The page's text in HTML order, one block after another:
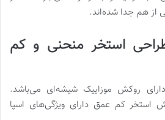
از هم جدا شده‌اند.
استخر منحنی و کم
روکش موزاییک شیشه‌ای می‌باشد.
کم عمق دارای ویژگی‌های اسپا